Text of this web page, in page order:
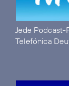
Jede
Telefónica